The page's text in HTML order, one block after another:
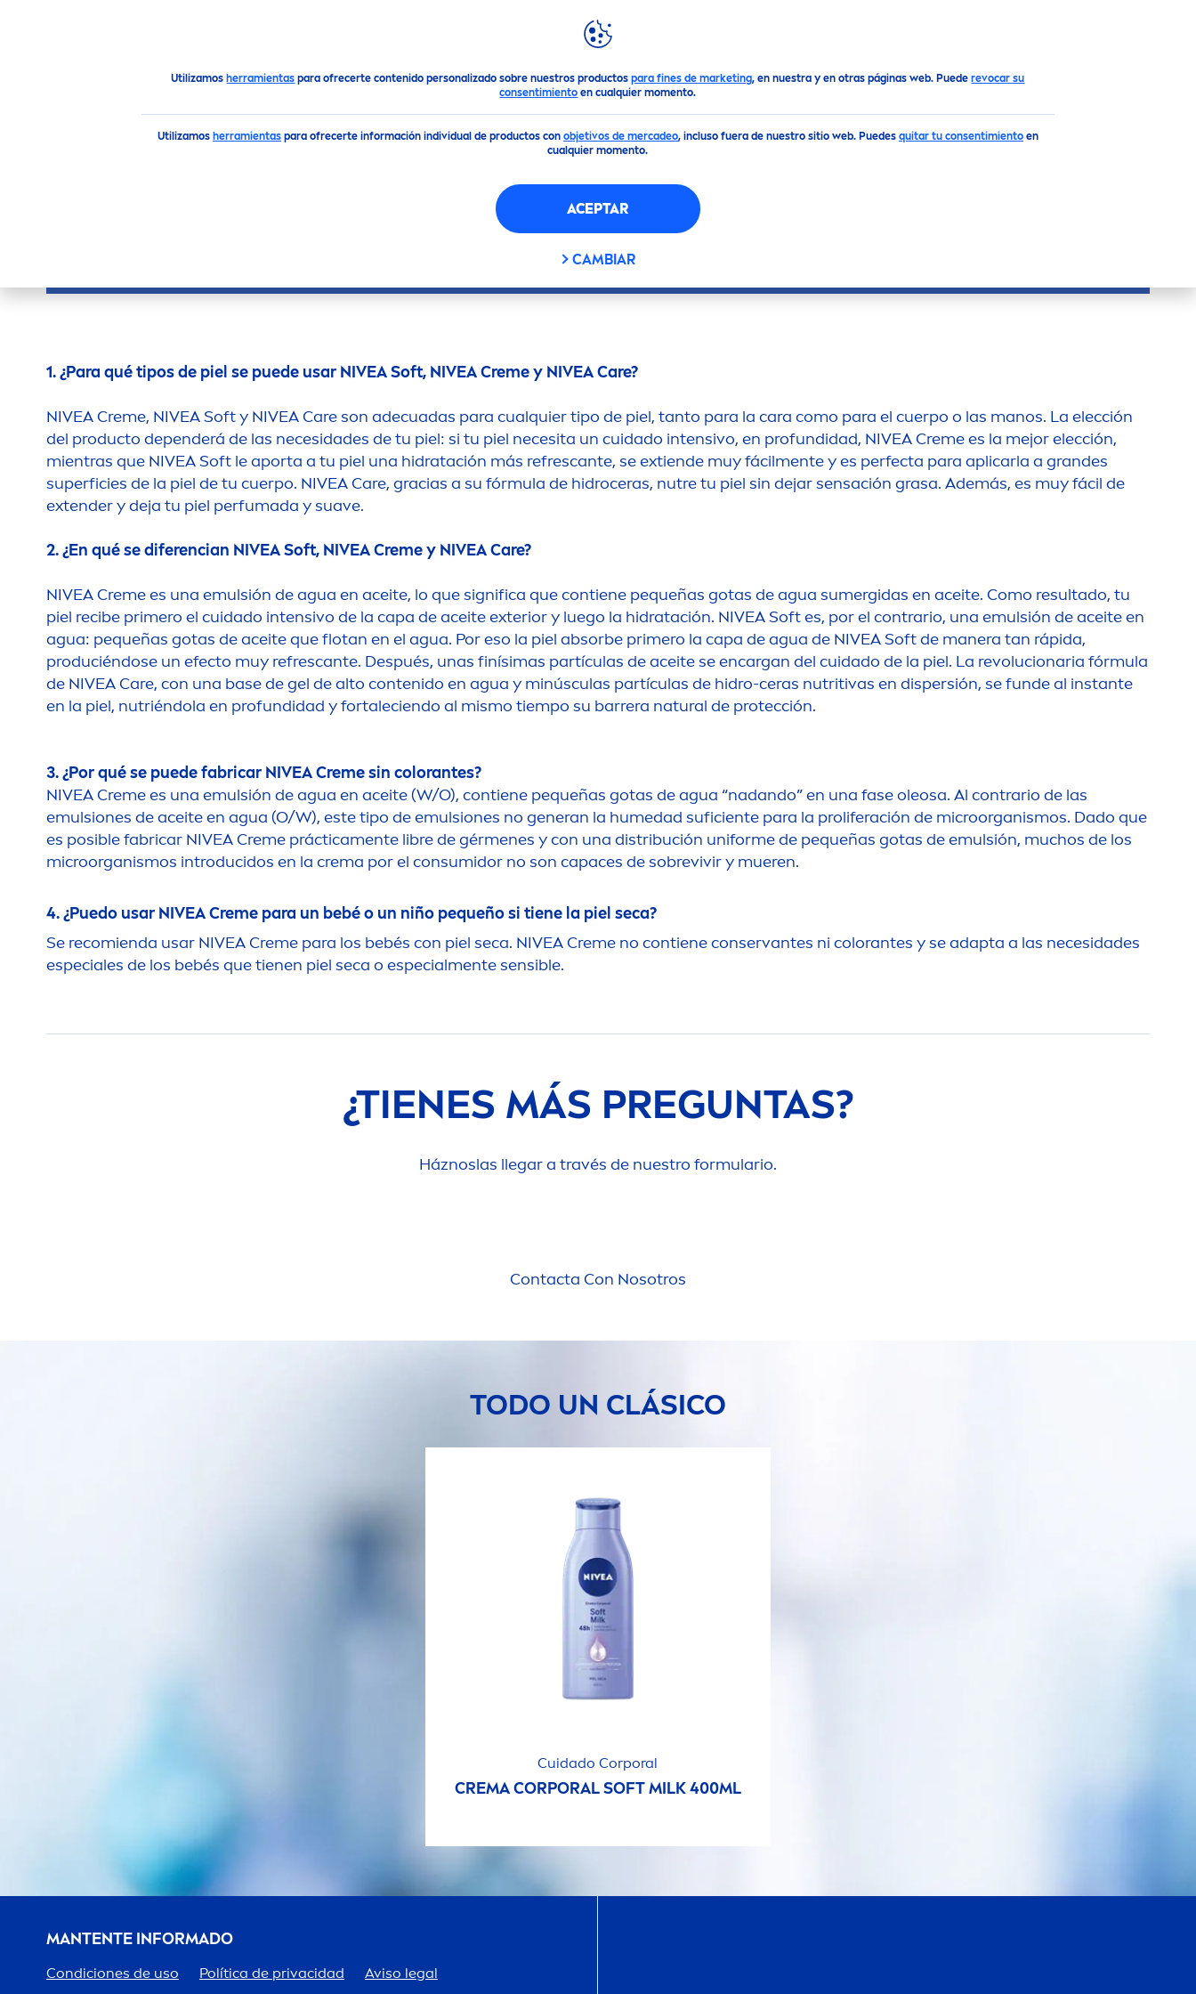
Utilizamos herramientas para ofrecerte contenido personalizado sobre nuestros productospara fines de marketing, en nuestra y en otras páginas web. Puederevocar su
consentimiento en cualquier momento.
Utilizamos herramientaspara ofrecerte información individual de productos con objetivos de mercadeo, incluso fuera de nuestro sitio web. Puedes quitar tu consentimientoen
cualquier momento.
ACEPTAR
CAMBIAR
MUNDONIVEA
Preguntas Frecuentes ¿Tienes preguntas en torno a nuestras cremas todo uso?
¿TIENES PREGUNTAS EN TORNO A NUESTRAS CREMAS
TODO USO?
1. ¿Para qué tipos de piel se puede usar NIVEASoft, NIVEACremey NIVEACare?
NIVEA Creme, NIVEASoft y NIVEA Careson adecuadas para cualquier tipo de piel, tanto para la cara como para el cuerpo o las manos. La elección
del producto dependerá de las necesidades de tu piel: si tu piel necesita un cuidado intensivo, en profundidad, NIVEA Cremees la mejor elección,
mientras que NIVEASoft le aporta a tu piel una hidratación más refrescante, se extiende muy fácilmente y es perfecta para aplicarla a grandes
superficies de la piel de tu cuerpo. NIVEA Care, gracias a su fórmula de hidroceras, nutre tu piel sin dejar sensación grasa. Además, es muy fácil de
extender y deja tu piel perfumada y suave.
2. ¿En qué se diferencian NIVEASoft, NIVEACremey NIVEACare?
NIVEA Cremees una emulsión de agua en aceite, lo que significa que contiene pequeñas gotas de agua sumergidas en aceite. Como resultado, tu
piel recibe primero el cuidado intensivo de la capa de aceite exterior y luego la hidratación. NIVEASoft es, por el contrario, una emulsión de aceite en
agua: pequeñas gotas de aceite que flotan en el agua. Por eso la piel absorbe primero la capa de agua de NIVEASoft de manera tan rápida,
produciéndose un efecto muy refrescante. Después, unas finísimas partículas de aceite se encargan del cuidado de la piel. La revolucionaria fórmula
de NIVEA Care, con una base de gel de alto contenido en agua y minúsculas partículas de hidro-ceras nutritivas en dispersión, se funde al instante
en la piel, nutriéndola en profundidad y fortaleciendo al mismo tiempo su barrera natural de protección.
3. ¿Por qué se puede fabricar NIVEACremesin colorantes?
NIVEA Cremees una emulsión de agua en aceite (W/O), contiene pequeñas gotas de agua “nadando” en una fase oleosa. Al contrario de las
emulsiones de aceite en agua (O/W), este tipo de emulsiones no generan la humedad suficiente para la proliferación de microorganismos. Dado que
es posible fabricar NIVEA Creme prácticamente libre de gérmenes y con una distribución uniforme de pequeñas gotas de emulsión, muchos de los
microorganismos introducidos en la crema por el consumidor no son capaces de sobrevivir y mueren.
4. ¿Puedo usar NIVEACreme para un bebé o un niño pequeño si tiene la piel seca?
Se recomienda usar NIVEA Creme para los bebés con piel seca. NIVEA Creme no contiene conservantes ni colorantes y se adapta a las necesidades
especiales de los bebés que tienen piel seca o especialmente sensible.
¿TIENES MÁS PREGUNTAS?
Háznoslas llegar a través de nuestro formulario.
Contacta Con Nosotros
TODO UN CLÁSICO
Cuidado Corporal
CREMA CORPORAL SOFT MILK 400ML
MANTENTE INFORMADO
Condiciones de uso Política de privacidad Aviso legal